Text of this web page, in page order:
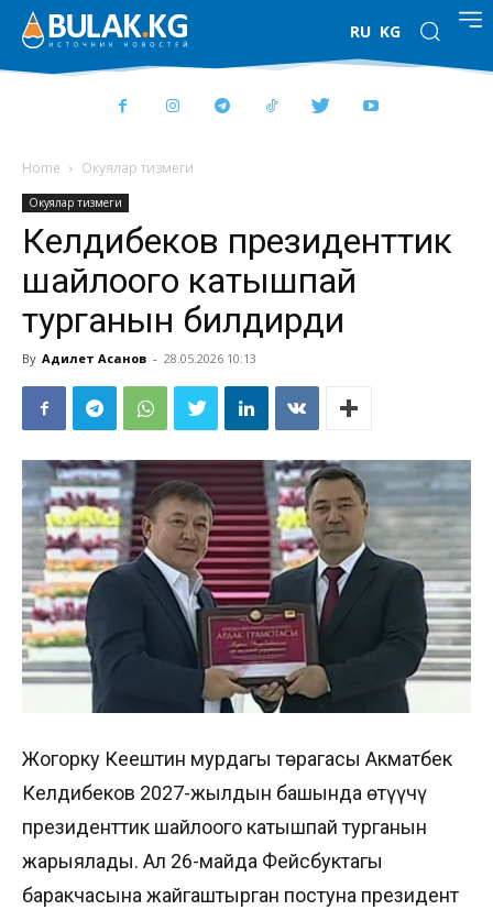
RU KG
Home Окуялар тизмеги
Окуялар тизмеги
Келдибеков президенттик
шайлоого катышпай
турганын билдирди
By Адилет Асанов - 28.05.2026 10:13
Жогорку Кеңештин мурдагы төрагасы Акматбек
Келдибеков 2027-жылдын башында өтүүчү
президенттик шайлоого катышпай турганын
жарыялады. Ал 26-майда Фейсбуктагы
баракчасына жайгаштырган постуна президент